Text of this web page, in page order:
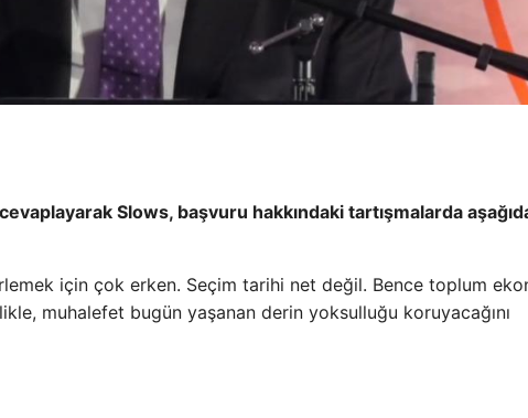
Slows, başvuru hakkındaki tartışmalarda
için çok erken. Seçim tarihi net değil. Bence toplum
muhalefet bugün yaşanan derin yoksulluğu koruyacağını